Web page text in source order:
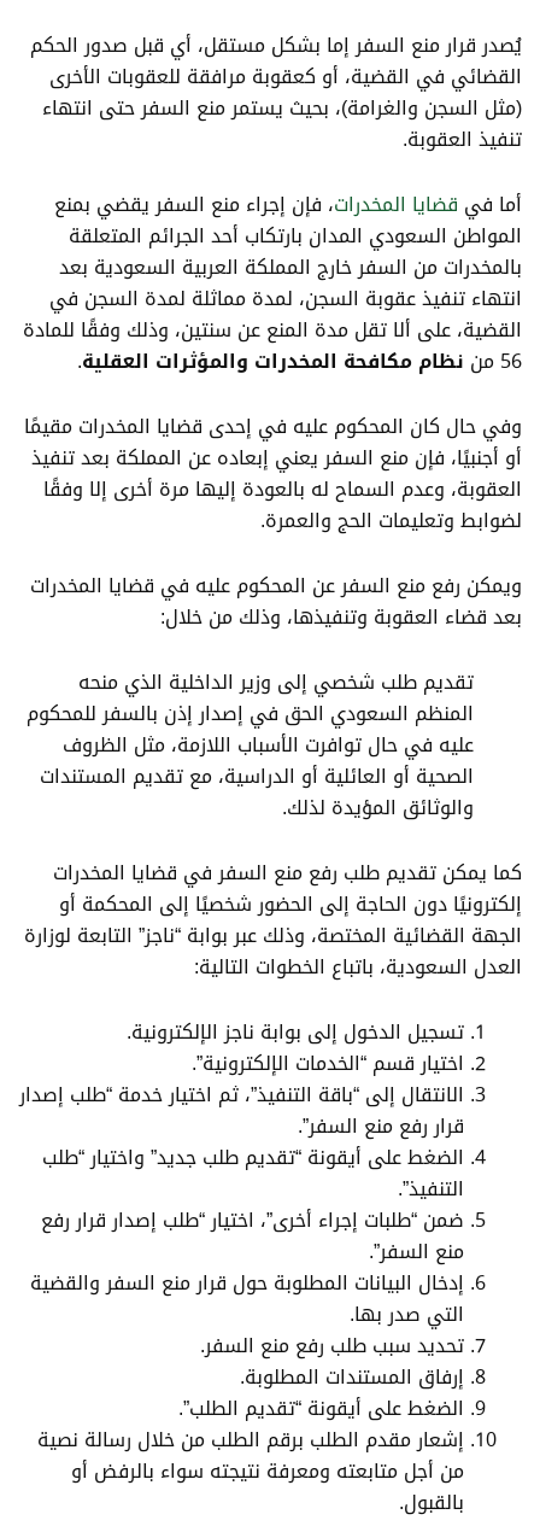
يُصدر قرار منع السفر إما بشكل مستقل، أي قبل صدور الحكم
القضائي في القضية، أو كعقوبة مرافقة للعقوبات الأخرى
(مثل السجن والغرامة)، بحيث يستمر منع السفر حتى انتهاء
تنفيذ العقوبة.
أما في قضايا المخدرات، فإن إجراء منع السفر يقضي بمنع
المواطن السعودي المدان بارتكاب أحد الجرائم المتعلقة
بالمخدرات من السفر خارج المملكة العربية السعودية بعد
انتهاء تنفيذ عقوبة السجن، لمدة مماثلة لمدة السجن في
القضية، على ألا تقل مدة المنع عن سنتين، وذلك وفقًا للمادة
56 من
نظام مكافحة المخدرات والمؤثرات العقلية.
وفي حال كان المحكوم عليه في إحدى قضايا المخدرات مقيمًا
أو أجنبيًا، فإن منع السفر يعني إبعاده عن المملكة بعد تنفيذ
العقوبة، وعدم السماح له بالعودة إليها مرة أخرى إلا وفقًا
لضوابط وتعليمات الحج والعمرة.
ويمكن رفع منع السفر عن المحكوم عليه في قضايا المخدرات
بعد قضاء العقوبة وتنفيذها، وذلك من خلال:
تقديم طلب شخصي إلى وزير الداخلية الذي منحه
المنظم السعودي الحق في إصدار إذن بالسفر للمحكوم
عليه في حال توافرت الأسباب اللازمة، مثل الظروف
الصحية أو العائلية أو الدراسية، مع تقديم المستندات
والوثائق المؤيدة لذلك.
كما يمكن تقديم طلب رفع منع السفر في قضايا المخدرات
إلكترونيًا دون الحاجة إلى الحضور شخصيًا إلى المحكمة أو
الجهة القضائية المختصة، وذلك عبر بوابة “ناجز” التابعة لوزارة
العدل السعودية، باتباع الخطوات التالية:
تسجيل الدخول إلى بوابة ناجز الإلكترونية.
اختيار قسم “الخدمات الإلكترونية”.
الانتقال إلى “باقة التنفيذ”، ثم اختيار خدمة “طلب إصدار
قرار رفع منع السفر”.
الضغط على أيقونة “تقديم طلب جديد” واختيار “طلب
التنفيذ”.
ضمن “طلبات إجراء أخرى”، اختيار “طلب إصدار قرار رفع
منع السفر”.
إدخال البيانات المطلوبة حول قرار منع السفر والقضية
التي صدر بها.
تحديد سبب طلب رفع منع السفر.
إرفاق المستندات المطلوبة.
الضغط على أيقونة “تقديم الطلب”.
إشعار مقدم الطلب برقم الطلب من خلال رسالة نصية
من أجل متابعته ومعرفة نتيجته سواء بالرفض أو
بالقبول.